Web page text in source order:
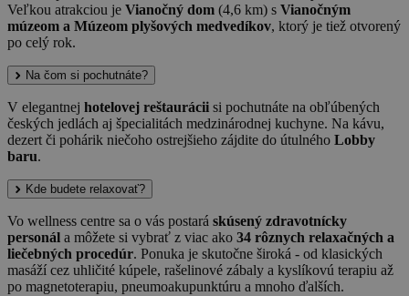
Veľkou atrakciou je Vianočný dom (4,6 km) s Vianočným
múzeom a Múzeom plyšových medvedíkov, ktorý je tiež otvorený
po celý rok.
Na čom si pochutnáte?
V elegantnej hotelovej reštaurácii si pochutnáte na obľúbených
českých jedlách aj špecialitách medzinárodnej kuchyne. Na kávu,
dezert či pohárik niečoho ostrejšieho zájdite do útulného Lobby
baru.
Kde budete relaxovať?
Vo wellness centre sa o vás postará skúsený zdravotnícky
personál a môžete si vybrať z viac ako 34 rôznych relaxačných a
liečebných procedúr. Ponuka je skutočne široká - od klasických
masáží cez uhličité kúpele, rašelinové zábaly a kyslíkovú terapiu až
po magnetoterapiu, pneumoakupunktúru a mnoho ďalších.